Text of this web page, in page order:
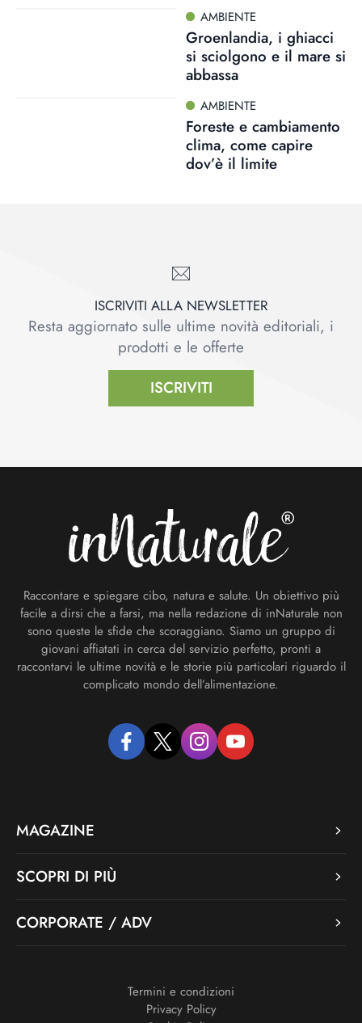
AMBIENTE
Groenlandia, i ghiacci
si sciolgono e il mare si
abbassa
AMBIENTE
Foreste e cambiamento
clima, come capire
dov’è il limite
ISCRIVITI ALLA NEWSLETTER
Resta aggiornato sulle ultime novità editoriali, i
prodotti e le offerte
ISCRIVITI
Raccontare e spiegare cibo, natura e salute. Un obiettivo più
facile a dirsi che a farsi, ma nella redazione di inNaturale non
sono queste le sfide che scoraggiano. Siamo un gruppo di
giovani affiatati in cerca del servizio perfetto, pronti a
raccontarvi le ultime novità e le storie più particolari riguardo il
complicato mondo dell’alimentazione.
facebooktwitter instagramyoutube
MAGAZINE
SCOPRI DI PIÙ
CORPORATE / ADV
Termini e condizioni
Privacy Policy